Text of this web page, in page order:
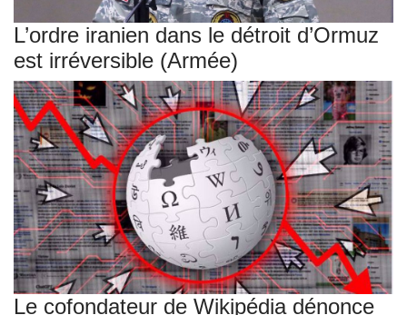
L’ordre iranien dans le détroit d’Ormuz
est irréversible (Armée)
Le cofondateur de Wikipédia dénonce